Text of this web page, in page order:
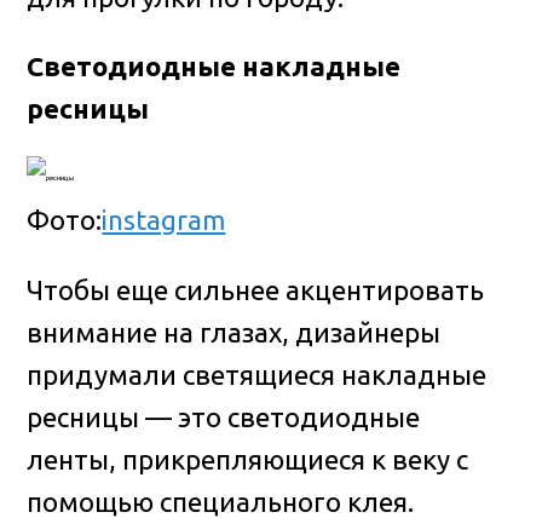
Светодиодные накладные
ресницы
Фото:instagram
Чтобы еще сильнее акцентировать
внимание на глазах, дизайнеры
придумали светящиеся накладные
ресницы — это светодиодные
ленты, прикрепляющиеся к веку с
помощью специального клея.